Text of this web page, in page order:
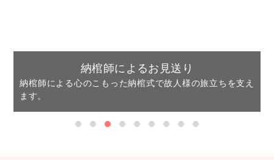
納棺師によるお見送り
納棺師による心のこもった納棺式で故人様の旅立ちを支え
ます。